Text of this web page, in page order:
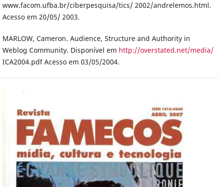
www.facom.ufba.br/ciberpesquisa/tics/ 2002/andrelemos.html.
Acesso em 20/05/ 2003.
MARLOW, Cameron. Audience, Structure and Authority in
Weblog Community. Disponível em http://overstated.net/media/
ICA2004.pdf Acesso em 03/05/2004.